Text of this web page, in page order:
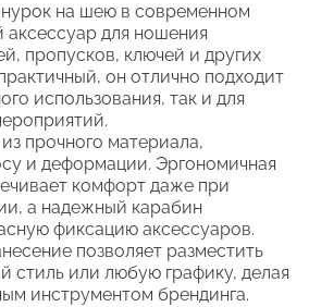
на шею в современном
для ношения
пропусков, ключей и других
он отлично подходит
использования, так и для
прочного материала,
и деформации. Эргономичная
комфорт даже при
а надежный карабин
фиксацию аксессуаров.
позволяет разместить
стиль или любую графику, делая
инструментом брендинга.